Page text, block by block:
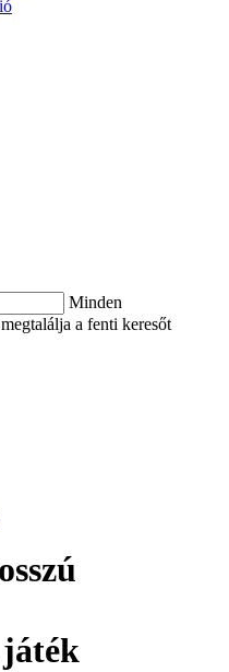
Minden
a fenti keresőt
játék